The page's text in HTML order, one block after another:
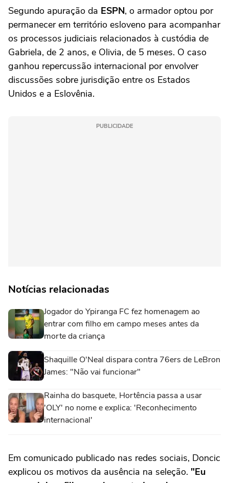
Segundo apuração da ESPN, o armador optou por
permanecer em território esloveno para acompanhar
os processos judiciais relacionados à custódia de
Gabriela, de 2 anos, e Olivia, de 5 meses. O caso
ganhou repercussão internacional por envolver
discussões sobre jurisdição entre os Estados
Unidos e a Eslovênia.
PUBLICIDADE
Notícias relacionadas
Jogador do Ypiranga FC fez homenagem ao
entrar com filho em campo meses antes da
morte da criança
Shaquille O'Neal dispara contra 76ers de LeBron
James: "Não vai funcionar"
Rainha do basquete, Hortência passa a usar
'OLY' no nome e explica: 'Reconhecimento
internacional'
Em comunicado publicado nas redes sociais, Doncic
explicou os motivos da ausência na seleção. "Eu